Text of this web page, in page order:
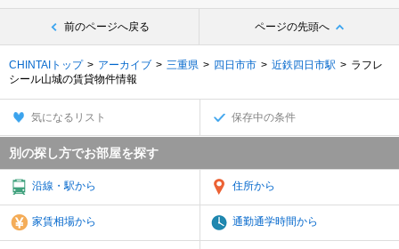
前のページへ戻る ページの先頭へ
CHINTAIトップ アーカイブ 三重県 四日市市 近鉄四日市駅
ラフレ
シール山城の賃貸物件情報
気になるリスト 保存中の条件
別の探し方でお部屋を探す
沿線・駅から 住所から
家賃相場から 通勤通学時間から